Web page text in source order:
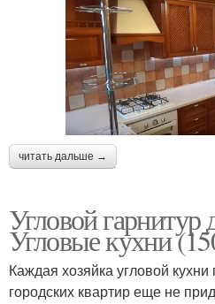
читать дальше →
Угловой гарнитур
Угловые кухни
Каждая хозяйка угловой кухни
городских квартир еще не